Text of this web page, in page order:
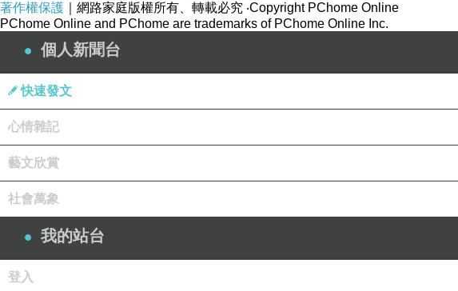
來自
波士頓則有三
哈哈哈，今天，終於
著作權保護 ｜網路家庭版權所有、轉載必究 ‧Copyright PChome Online
PChome Online and PChome are trademarks of PChome Online Inc.
個人新聞台
快速發文
心情雜記
藝文欣賞
社會萬象
我的站台
登入